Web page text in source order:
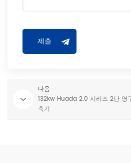
다음
132kw Huada 2.0 시리즈 2단 영
축기